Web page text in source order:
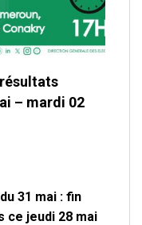
– mardi 02
31 mai : fin
ce jeudi 28 mai